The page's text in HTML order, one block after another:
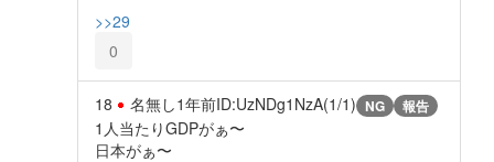
>>29
0
18 名無し1年前ID:UzNDg1NzA(1/1) NG 報告
1人当たりGDPがぁ〜
日本がぁ〜